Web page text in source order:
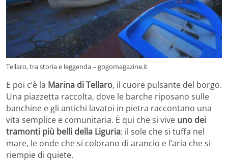
Tellaro, tra storia e leggenda – gogomagazine.it
E poi c’è la Marina di Tellaro, il cuore pulsante del borgo.
Una piazzetta raccolta, dove le barche riposano sulle
banchine e gli antichi lavatoi in pietra raccontano una
vita semplice e comunitaria. È qui che si vive uno dei
tramonti più belli della Liguria: il sole che si tuffa nel
mare, le onde che si colorano di arancio e l’aria che si
riempie di quiete.